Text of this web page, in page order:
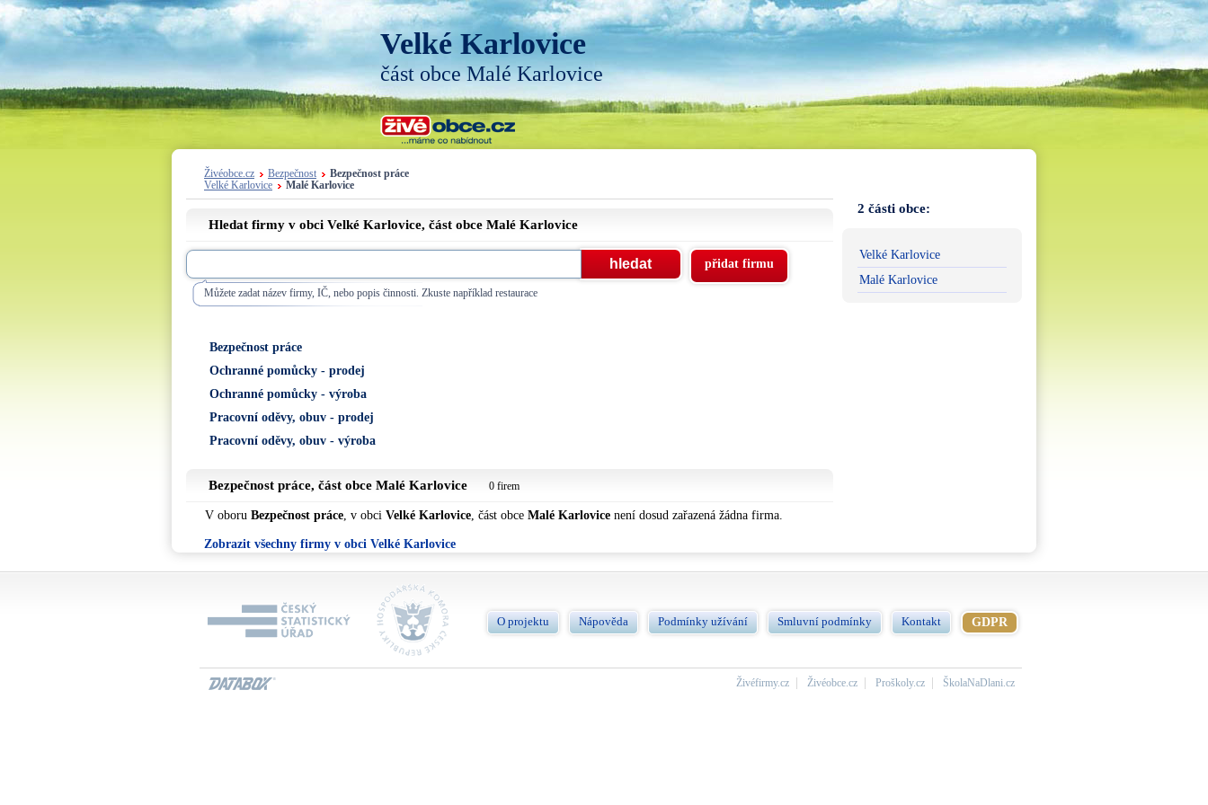
Velké Karlovice
část obce Malé Karlovice
Živéobce.cz Bezpečnost
Bezpečnost práce
Velké Karlovice
Malé Karlovice
Hledat firmy v obci Velké Karlovice, část obce Malé Karlovice
Můžete zadat název firmy, IČ, nebo popis činnosti. Zkuste například restaurace
přidat firmu
Bezpečnost práce
Ochranné pomůcky - prodej
Ochranné pomůcky - výroba
Pracovní oděvy, obuv - prodej
Pracovní oděvy, obuv - výroba
Bezpečnost práce, část obce Malé Karlovice 0 firem
V oboru Bezpečnost práce, v obci Velké Karlovice, část obce Malé Karlovice není dosud zařazená žádna firma.
Zobrazit všechny firmy v obci Velké Karlovice
2 části obce:
Velké Karlovice
Malé Karlovice
O projektu Nápověda Podmínky užívání Smluvní podmínky Kontakt GDPR
Živéfirmy.cz Živéobce.cz Proškoly.cz ŠkolaNaDlani.cz